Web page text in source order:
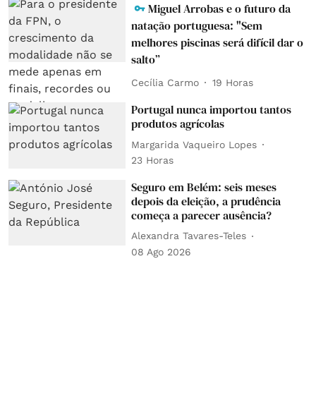
Miguel Arrobas e o futuro da
natação portuguesa: "Sem
melhores piscinas será difícil dar o
salto”
Cecília Carmo 19 Horas
Portugal nunca importou tantos
produtos agrícolas
Margarida Vaqueiro Lopes
23 Horas
Seguro em Belém: seis meses
depois da eleição, a prudência
começa a parecer ausência?
Alexandra Tavares-Teles
08 Ago 2026